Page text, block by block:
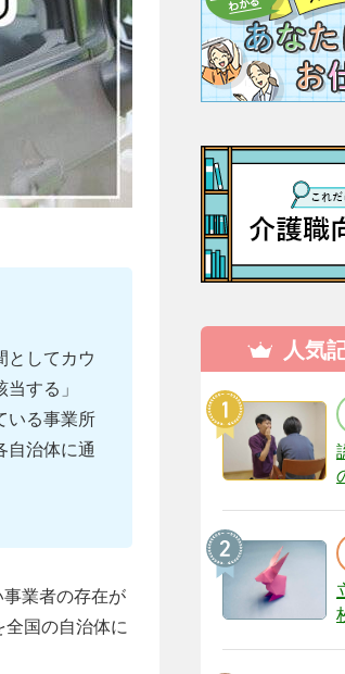
としてカウ
する」
いる事業所
自治体に通
事業者の存在が
国の自治体に
人気